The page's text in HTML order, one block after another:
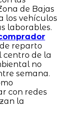
de Bajas
los vehículos
laborables.
reparto
centro de la
no
semana.
con redes
la